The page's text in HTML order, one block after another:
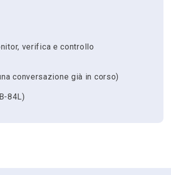
verifica e controllo
conversazione già in corso)
84L)